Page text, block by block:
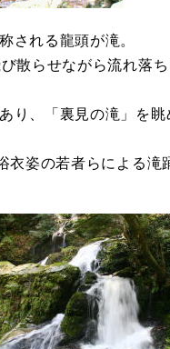
される龍頭が滝。
散らせながら流れ落ち
り、「裏見の滝」を眺
衣姿の若者らによる滝